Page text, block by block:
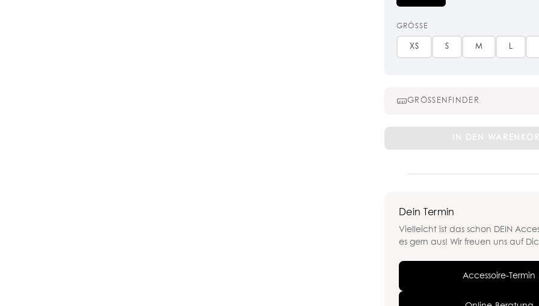
GRÖSSE
XS S M L
GRÖSSENFINDER
Sensation
Menge
IN DEN
Dein Termin
Vielleicht ist das schon DEIN
es gern aus! Wir freuen uns auf
Accessoire-Termin